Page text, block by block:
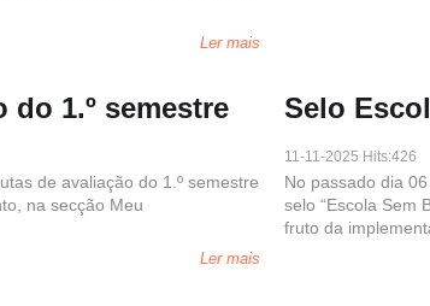
Ler mais
do 1.º semestre
de avaliação do 1.º semestre
na secção Meu
Ler mais
Selo
11-11-2025 Hits:426
No passado dia
selo “Escola Sem
fruto da